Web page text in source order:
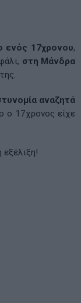
ενός 17χρονου,
στη Μάνδρα
αναζητά
ο 17χρονος είχε
εξέλιξη!